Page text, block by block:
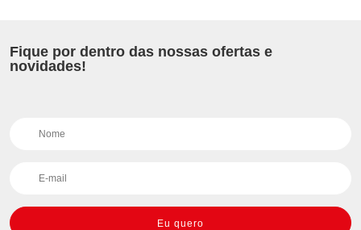
Fique por dentro das nossas ofertas e
novidades!
Eu quero